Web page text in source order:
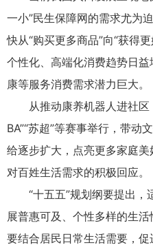
一小”民生保障网的需求尤为
快从“购买更多商品”向“获得
个性化、高端化消费趋势日
康等服务消费需求潜力巨大。
从推动康养机器人进社
BA”“苏超”等赛事举行，带动
给逐步扩大，点亮更多家庭
对百姓生活需求的积极回应。
“十五五”规划纲要提出
展普惠可及、个性多样的生
要结合居民日常生活需要，